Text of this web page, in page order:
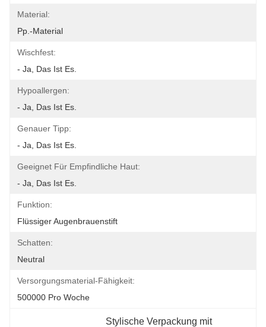
Material:
Pp.-Material
Wischfest:
- Ja, Das Ist Es.
Hypoallergen:
- Ja, Das Ist Es.
Genauer Tipp:
- Ja, Das Ist Es.
Geeignet Für Empfindliche Haut:
- Ja, Das Ist Es.
Funktion:
Flüssiger Augenbrauenstift
Schatten:
Neutral
Versorgungsmaterial-Fähigkeit:
500000 Pro Woche
Stylische Verpackung mit